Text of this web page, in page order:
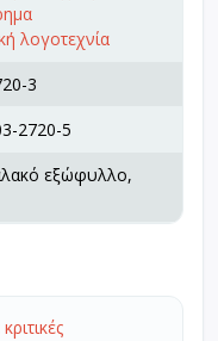
λογοτεχνία
3
2720-5
εξώφυλλο,